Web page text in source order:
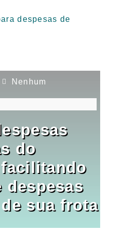
Nenhum
do
despesas
sua frota